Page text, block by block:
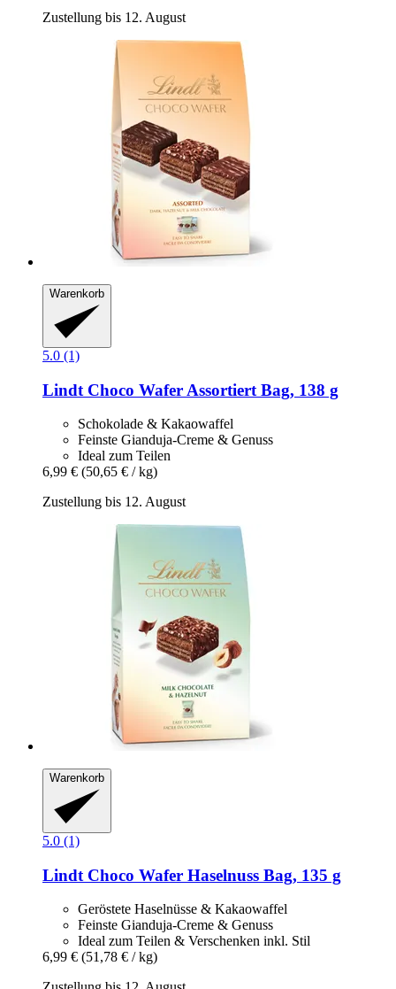
Zustellung bis 12. August
Warenkorb
5.0 (1)
Lindt Choco Wafer Assortiert Bag, 138 g
Schokolade & Kakaowaffel
Feinste Gianduja-Creme & Genuss
Ideal zum Teilen
6,99 € (50,65 € / kg)
Zustellung bis 12. August
Warenkorb
5.0 (1)
Lindt Choco Wafer Haselnuss Bag, 135 g
Geröstete Haselnüsse & Kakaowaffel
Feinste Gianduja-Creme & Genuss
Ideal zum Teilen & Verschenken inkl. Stil
6,99 € (51,78 € / kg)